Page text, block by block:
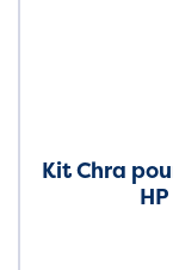
Kit Chra